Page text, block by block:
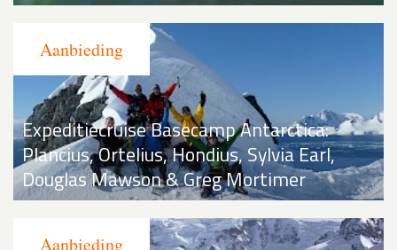
Expeditiecruise Basecamp Antarctica:
Plancius, Ortelius, Hondius, Sylvia Earl,
Douglas Mawson & Greg Mortimer